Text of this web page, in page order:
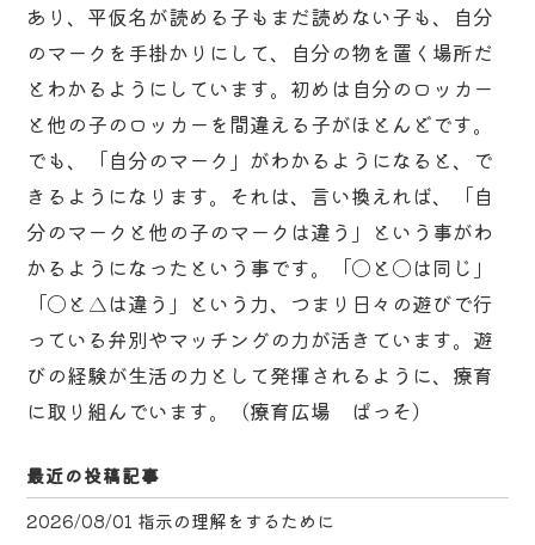
あり、平仮名が読める子もまだ読めない子も、自分
のマークを手掛かりにして、自分の物を置く場所だ
とわかるようにしています。初めは自分のロッカー
と他の子のロッカーを間違える子がほとんどです。
でも、「自分のマーク」がわかるようになると、で
きるようになります。それは、言い換えれば、「自
分のマークと他の子のマークは違う」という事がわ
かるようになったという事です。「〇と〇は同じ」
「〇と△は違う」という力、つまり日々の遊びで行
っている弁別やマッチングの力が活きています。遊
びの経験が生活の力として発揮されるように、療育
に取り組んでいます。（療育広場 ぱっそ）
最近の投稿記事
2026/08/01 指示の理解をするために